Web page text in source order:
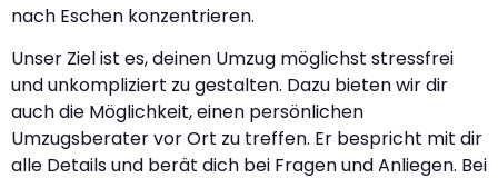
nach Eschen konzentrieren.
Unser Ziel ist es, deinen Umzug möglichst stressfrei
und unkompliziert zu gestalten. Dazu bieten wir dir
auch die Möglichkeit, einen persönlichen
Umzugsberater vor Ort zu treffen. Er bespricht mit dir
alle Details und berät dich bei Fragen und Anliegen. Bei